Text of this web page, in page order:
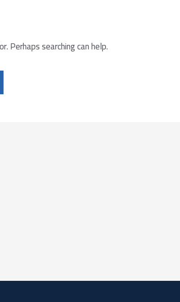
Perhaps searching can help.